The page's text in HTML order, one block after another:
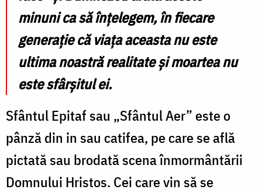
minuni ca să înțelegem, în fiecare
generație că viața aceasta nu este
ultima noastră realitate și moartea nu
este sfârșitul ei.
Sfântul Epitaf sau „Sfântul Aer” este o
pânză din in sau catifea, pe care se află
pictată sau brodată scena înmormântării
Domnului Hristos. Cei care vin să se